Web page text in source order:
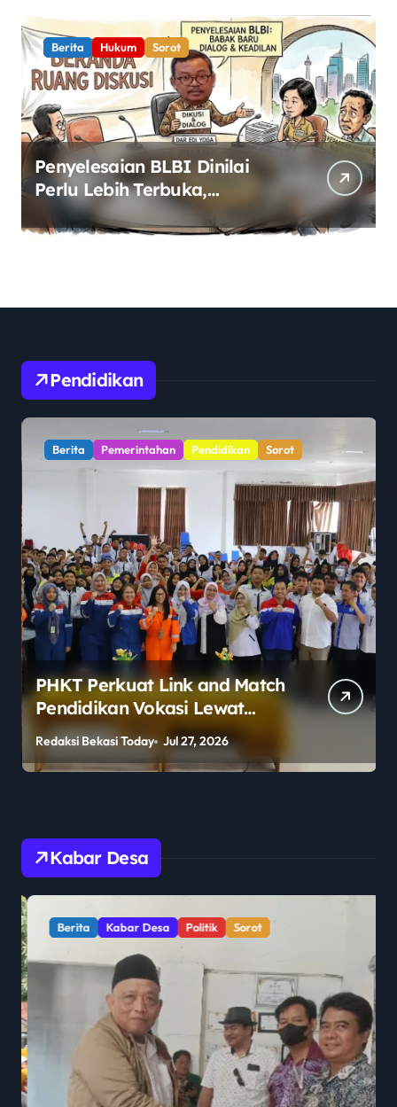
Berita Hukum Sorot
Penyelesaian BLBI Dinilai
Perlu Lebih Terbuka,
Pemerintah Diminta Buka
Ruang Dialog
Pendidikan
Berita Pemerintahan Pendidikan Sorot
PHKT Perkuat Link and Match
Pendidikan Vokasi Lewat
Program Guru Tamu di SMKN
2 Penajam Paser Utara
Redaksi Bekasi Today Jul 27, 2026
Kabar Desa
Berita Kabar Desa Politik Sorot